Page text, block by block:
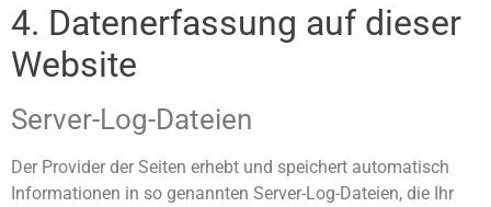
4. Datenerfassung auf dieser
Website
Server-Log-Dateien
Der Provider der Seiten erhebt und speichert automatisch
Informationen in so genannten Server-Log-Dateien, die Ihr